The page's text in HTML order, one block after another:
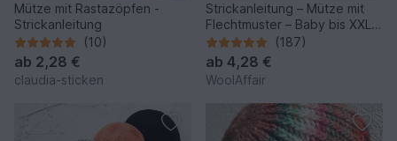
Mütze mit Rastazöpfen -
Strickanleitung
(10)
ab 2,28 €
claudia-sticken
Strickanleitung – Mütze mit
Flechtmuster – Baby bis XXL -
No.153/E
(187)
ab 4,28 €
WoolAffair